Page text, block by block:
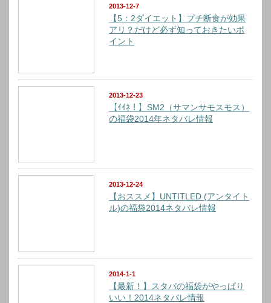
2013-12-7
【5：2ダイエット】プチ断食が効果
アリ？だけど必ず知っておきたいポ
イント
2013-12-23
【ｲｲﾈ！】SM2（サマンサモスモス）
の福袋2014年ネタバレ情報
2013-12-24
【おススメ】UNTITLED (アンタイト
ル)の福袋2014ネタバレ情報
2014-1-1
【最新！】スタバの福袋がやっぱり
いい！2014ネタバレ情報